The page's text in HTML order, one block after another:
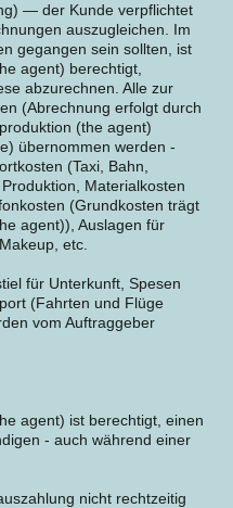
— der Kunde verpflichtet
auszugleichen. Im
gegangen sein sollten, ist
agent) berechtigt,
abzurechnen. Alle zur
(Abrechnung erfolgt durch
(the agent)
übernommen werden -
(Taxi, Bahn,
Materialkosten
(Grundkosten trägt
agent)), Auslagen für
etc.
für Unterkunft, Spesen
(Fahrten und Flüge
vom Auftraggeber
agent) ist berechtigt, einen
- auch während einer
nicht rechtzeitig